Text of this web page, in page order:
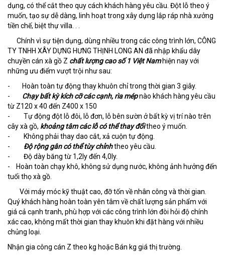
dụng, có thể cắt theo quy cách khách hàng yêu cầu. Đột lỗ theo ý
muốn, tạo sự dễ dàng, linh hoạt trong xây dựng lắp ráp nhà xưởng
tiền chế, biệt thự villa. . .
Chính vì sự tiện dụng, dùng nhiều trong các công trình lớn, CÔNG
TY TNHH XÂY DỰNG HƯNG THỊNH LONG AN đã nhập khẩu dây
chuyền cán xà gồ Z chất lượng cao số 1 Việt Namhiện nay với
những ưu điểm vượt trội như sau:
- Hoàn toàn tự động thay khuôn chỉ trong thời gian 3 giây.
- Chạy bất kỳ kích cỡ các cạnh, rìa mépnào khách hàng yêu cầu
từ Z120 x 40 đến Z400 x 150
- Tự động đột lỗ đôi, lỗ đơn, lỗ bên sườn ở bất kỳ vị trí nào trên
cây xà gồ, khoảng tâm các lỗ có thể thay đổitheo ý muốn.
- Không phải thay dao cắt, xả cuộn tự động.
- Độ rộng gân có thể tùy chỉnhtheo yêu cầu.
- Độ dày băng từ 1,2ly đến 4,0ly.
- Hoàn toàn chạy khô, không sử dụng nước, không ảnh hưởng đến
tuổi thọ xà gồ.
Với máy móc kỹ thuật cao, đỡ tốn về nhân công và thời gian.
Quý khách hàng hoàn toàn yên tâm về chất lượng sản phẩm với
giá cả cạnh tranh, phù hợp với các công trình lớn đòi hỏi độ chính
xác cao, không mất thời gian thay khuôn khi đặt hàng với nhiều
chủng loại.
Nhận gia công cán Z theo kg hoặc Bán kg giá thị trường.